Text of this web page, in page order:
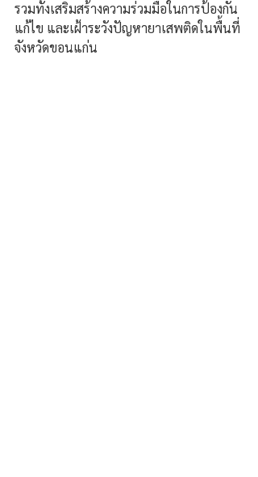
รวมทั้งเสริมสร้างความร่วมมือในการป้องกัน
แก้ไข และเฝ้าระวังปัญหายาเสพติดในพื้นที่
จังหวัดขอนแก่น